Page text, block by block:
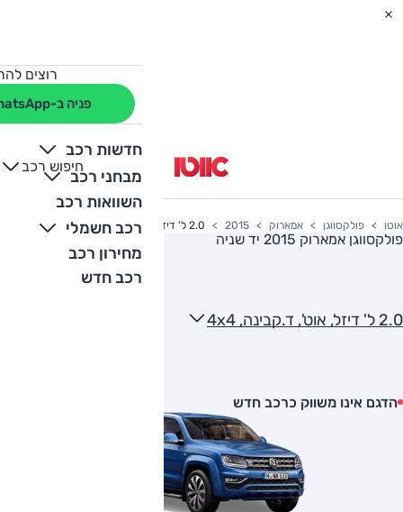
רוצים
פניה ב-WhatsApp
חדשות רכב
מבחני רכב
השוואות רכב
רכב חשמלי
מחירון רכב
רכב חדש
חיפוש רכב
+
-
אוטו פולקסווגן אמארוק 2015 2.0 ל' דיזל, אוט', ד.קבינה, 4x4
פולקסווגן אמארוק 2015 יד שניה
2.0 ל' דיזל, אוט', ד.קבינה, 4x4
הדגם אינו משווק כרכב חדש